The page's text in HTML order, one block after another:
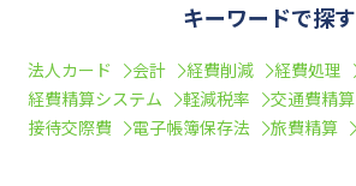
キーワードで探す
法人カード 会計 経費削減 経費処理
経費精算システム
軽減税率 交通費精算
接待交際費
電子帳簿保存法 旅費精算